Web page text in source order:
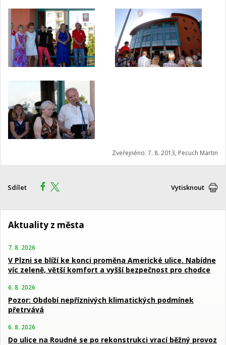
Zveřejněno: 7. 8. 2013, Pecuch Martin
Sdílet Vytisknout
Aktuality z města
7. 8. 2026
V Plzni se blíží ke konci proměna Americké ulice. Nabídne
víc zeleně, větší komfort a vyšší bezpečnost pro chodce
6. 8. 2026
Pozor: Období nepříznivých klimatických podmínek
přetrvává
6. 8. 2026
Do ulice na Roudné se po rekonstrukci vrací běžný provoz